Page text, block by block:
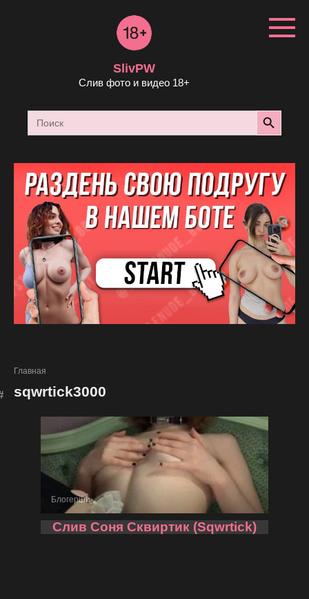
SlivPW
Слив фото и видео 18+
Search
for:
Search Button
Главная
sqwrtick3000
Блогерши
Слив Соня Сквиртик (Sqwrtick)